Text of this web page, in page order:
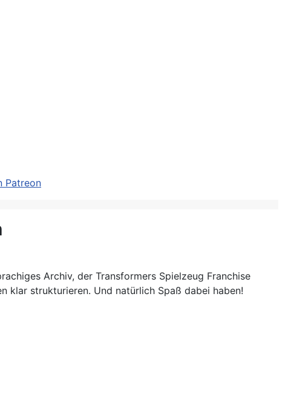
Archiv, der Transformers Spielzeug Franchise
klar strukturieren. Und natürlich Spaß dabei haben!